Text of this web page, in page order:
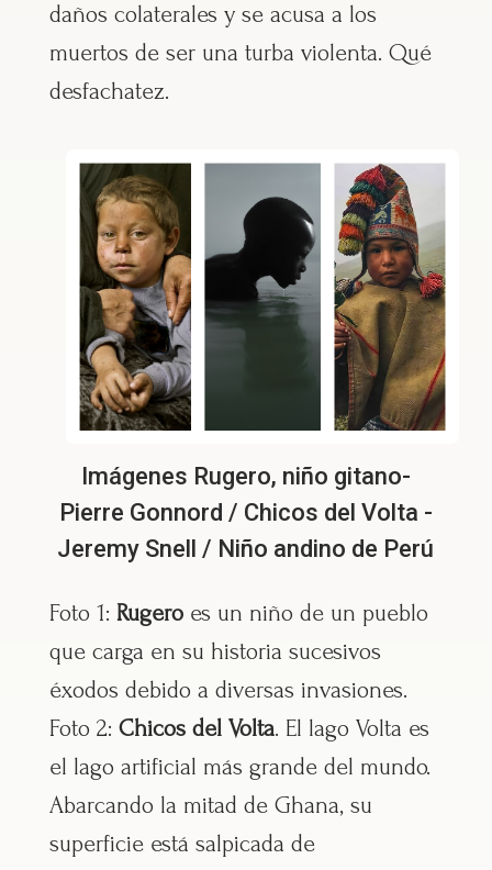
daños colaterales y se acusa a los
muertos de ser una turba violenta. Qué
desfachatez.
Imágenes Rugero, niño gitano-
Pierre Gonnord / Chicos del Volta -
Jeremy Snell / Niño andino de Perú
Foto 1: Rugeroes un niño de un pueblo
que carga en su historia sucesivos
éxodos debido a diversas invasiones.
Foto 2: Chicos del Volta. El lago Volta es
el lago artificial más grande del mundo.
Abarcando la mitad de Ghana, su
superficie está salpicada de